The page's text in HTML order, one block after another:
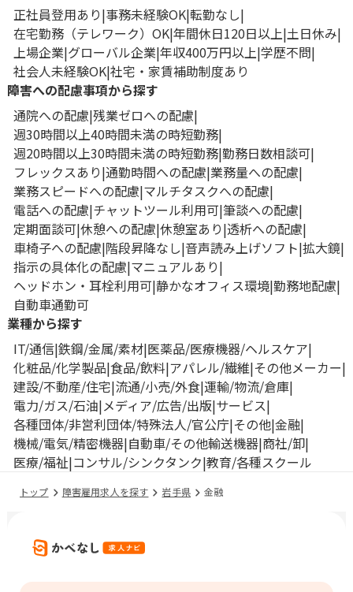
正社員登用あり 事務未経験OK 転勤なし
在宅勤務（テレワーク）OK 年間休日120日以上 土日休み
上場企業 グローバル企業 年収400万円以上 学歴不問
社会人未経験OK 社宅・家賃補助制度あり
障害への配慮事項から探す
通院への配慮 残業ゼロへの配慮
週30時間以上40時間未満の時短勤務
週20時間以上30時間未満の時短勤務 勤務日数相談可
フレックスあり 通勤時間への配慮 業務量への配慮
業務スピードへの配慮 マルチタスクへの配慮
電話への配慮 チャットツール利用可 筆談への配慮
定期面談可 休憩への配慮 休憩室あり 透析への配慮
車椅子への配慮 階段昇降なし 音声読み上げソフト 拡大鏡
指示の具体化の配慮 マニュアルあり
ヘッドホン・耳栓利用可 静かなオフィス環境 勤務地配慮
自動車通勤可
業種から探す
IT/通信 鉄鋼/金属/素材 医薬品/医療機器/ヘルスケア
化粧品/化学製品 食品/飲料 アパレル/繊維 その他メーカー
建設/不動産/住宅 流通/小売/外食 運輸/物流/倉庫
電力/ガス/石油 メディア/広告/出版 サービス
各種団体/非営利団体/特殊法人/官公庁 その他 金融
機械/電気/精密機器 自動車/その他輸送機器 商社/卸
医療/福祉 コンサル/シンクタンク 教育/各種スクール
トップ 障害雇用求人を探す 岩手県 金融